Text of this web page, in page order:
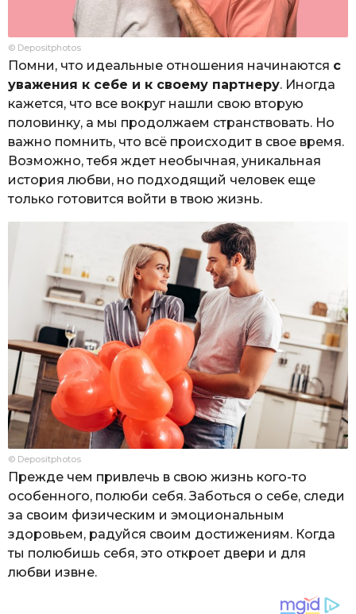
© Depositphotos
Помни, что идеальные отношения начинаются с
уважения к себе и к своему партнеру. Иногда
кажется, что все вокруг нашли свою вторую
половинку, а мы продолжаем странствовать. Но
важно помнить, что всё происходит в свое время.
Возможно, тебя ждет необычная, уникальная
история любви, но подходящий человек еще
только готовится войти в твою жизнь.
© Depositphotos
Прежде чем привлечь в свою жизнь кого-то
особенного, полюби себя. Заботься о себе, следи
за своим физическим и эмоциональным
здоровьем, радуйся своим достижениям. Когда
ты полюбишь себя, это откроет двери и для
любви извне.